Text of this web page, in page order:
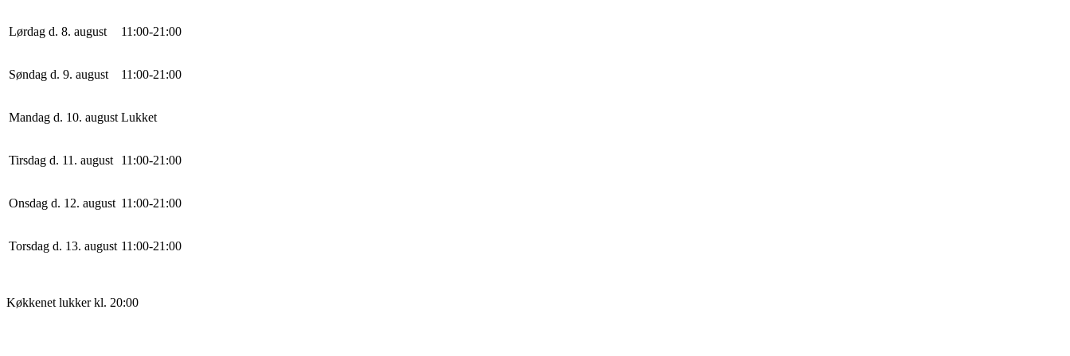
Lørdag d. 8. august 11 :00-21 :00
Søndag d. 9. august 11 :00-21 :00
Mandag d. 10. august Lukket
Tirsdag d. 11. august 11 :00-21 :00
Onsdag d. 12. august 11 :00-21 :00
Torsdag d. 13. august 11 :00-21 :00
Køkkenet lukker kl. 20:00